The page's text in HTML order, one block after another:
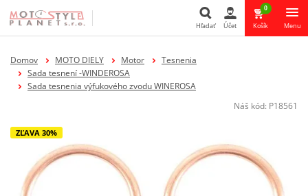
Hľadať Účet
0
Košík Menu
Domov MOTO DIELY Motor
Tesnenia
Sada tesnení -WINDEROSA
Sada tesnenia výfukového zvodu WINEROSA
Náš kód: P18561
ZĽAVA 30%